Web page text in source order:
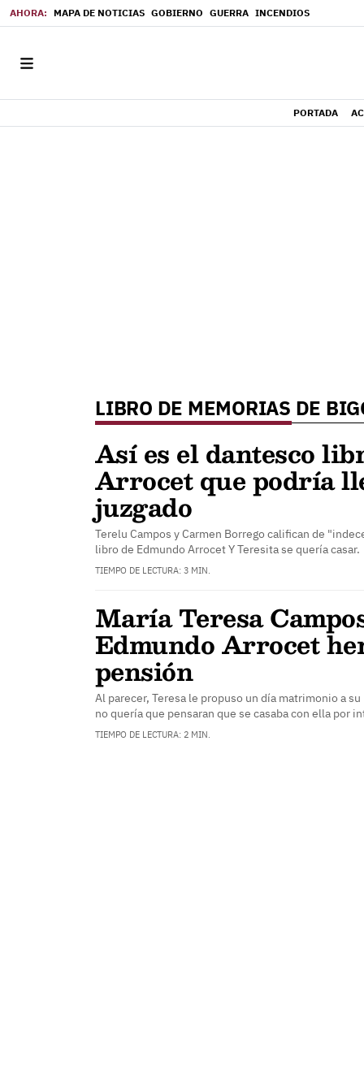
MAPA DE NOTICIAS GOBIERNO GUERRA INCENDIOS
PORTADA
LIBRO DE MEMORIAS DE
Así es el dantesco
Arrocet que podría
juzgado
Terelu Campos y Carmen Borrego califican de
libro de Edmundo Arrocet Y Teresita se quería casar.
TIEMPO DE LECTURA: 3 MIN.
María Teresa
Edmundo Arrocet
pensión
Al parecer, Teresa le propuso un día matrimonio a
no quería que pensaran que se casaba con ella por
TIEMPO DE LECTURA: 2 MIN.